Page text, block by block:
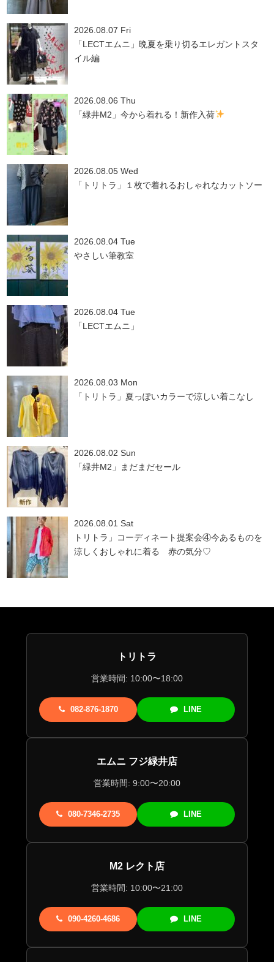
2026.08.07 Fri
「LECTエムニ」晩夏を乗り切るエレガントスタ
イル編
2026.08.06 Thu
「緑井M2」今から着れる！新作入荷
2026.08.05 Wed
「トリトラ」１枚で着れるおしゃれなカットソー
2026.08.04 Tue
やさしい筆教室
2026.08.04 Tue
「LECTエムニ」
2026.08.03 Mon
「トリトラ」夏っぽいカラーで涼しい着こなし
2026.08.02 Sun
「緑井M2」まだまだセール
2026.08.01 Sat
トリトラ」コーディネート提案会④今あるものを
涼しくおしゃれに着る 赤の気分♡
トリトラ
営業時間: 10:00〜18:00
082-876-1870 LINE
エムニ フジ緑井店
営業時間: 9:00〜20:00
080-7346-2735 LINE
M2 レクト店
営業時間: 10:00〜21:00
090-4260-4686 LINE